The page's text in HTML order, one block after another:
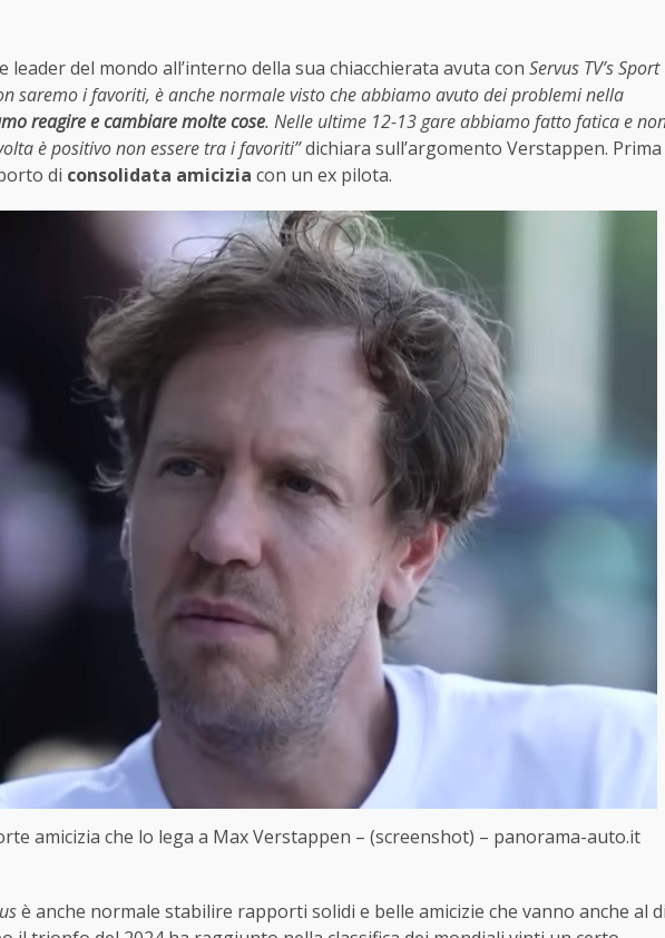
leader del mondo all’interno della sua chiacchierata avuta con Servus TV’s Sport
saremo i favoriti, è anche normale visto che abbiamo avuto dei problemi nella
reagire e cambiare molte cose. Nelle ultime 12-13 gare abbiamo fatto fatica e
è positivo non essere tra i favoriti”dichiara sull’argomento Verstappen. Prima
di consolidata amicizia con un ex pilota.
amicizia che lo lega a Max Verstappen – (screenshot) – panorama-auto.it
è anche normale stabilire rapporti solidi e belle amicizie che vanno anche al